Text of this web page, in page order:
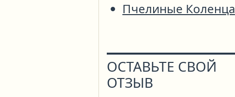
Пчелиные Коленца
ОСТАВЬТЕ СВОЙ
ОТЗЫВ